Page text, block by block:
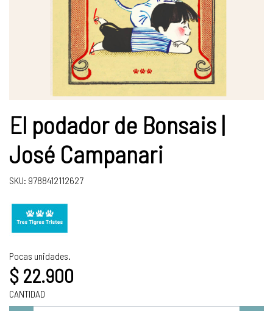
El podador de Bonsais |
José Campanari
SKU: 9788412112627
Pocas unidades.
$ 22.900
CANTIDAD